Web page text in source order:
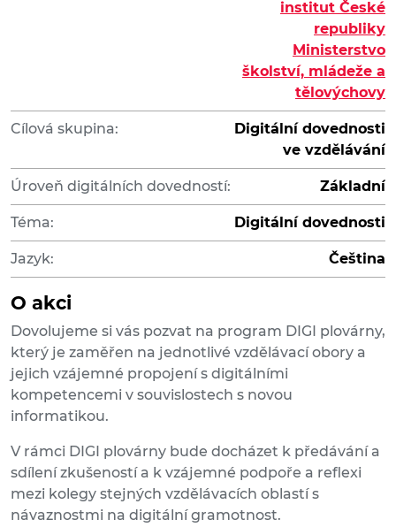
institut České
republiky
Ministerstvo
školství, mládeže a
tělovýchovy
Cílová skupina:
Digitální dovednosti
ve vzdělávání
Úroveň digitálních dovedností: Základní
Téma: Digitální dovednosti
Jazyk: Čeština
O akci
Dovolujeme si vás pozvat na program DIGI plovárny,
který je zaměřen na jednotlivé vzdělávací obory a
jejich vzájemné propojení s digitálními
kompetencemi v souvislostech s novou
informatikou.
V rámci DIGI plovárny bude docházet k předávání a
sdílení zkušeností a k vzájemné podpoře a reflexi
mezi kolegy stejných vzdělávacích oblastí s
návaznostmi na digitální gramotnost.